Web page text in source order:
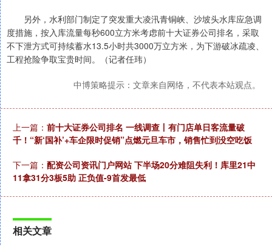
另外，水利部门制定了突发重大凌汛青铜峡、沙坡头水库应急调
度措施，按入库流量每秒600立方米考虑前十大证券公司排名，采取
不下泄方式可持续蓄水13.5小时共3000万立方米，为下游破冰疏凌、
工程抢险争取宝贵时间。（记者任玮）
中博策略提示：文章来自网络，不代表本站观点。
上一篇： 前十大证券公司排名 一线调查丨有门店单日客流量破
千！“新‘国补’+车企限时促销”点燃元旦车市，销售忙到没空吃饭
下一篇： 配资公司资讯门户网站 下半场20分难阻失利！库里21中
11拿31分3板5助 正负值-9首发最低
相关文章